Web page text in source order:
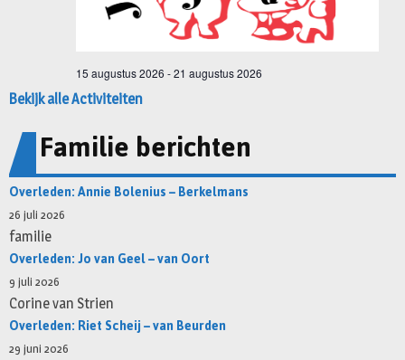
Bekijk alle Activiteiten
Familie berichten
Overleden: Annie Bolenius – Berkelmans
26 juli 2026
familie
Overleden: Jo van Geel – van Oort
9 juli 2026
Corine van Strien
Overleden: Riet Scheij – van Beurden
29 juni 2026